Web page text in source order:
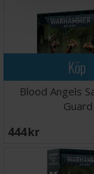
Köp
Blood Angels
Guard
444 SEK